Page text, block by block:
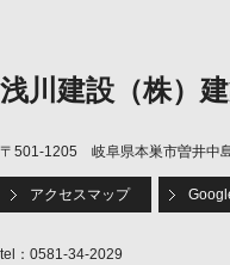
浅川建設（株）
〒501-1205 岐阜県本巣市曽井中
アクセスマップ
tel：0581-34-2029